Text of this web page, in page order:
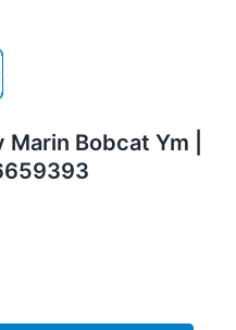
Bobcat Ym |